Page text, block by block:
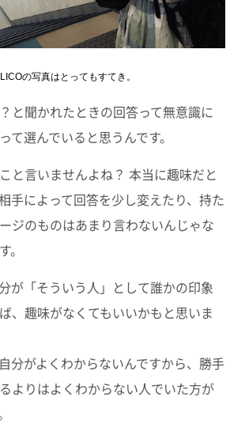
LICOの写真はとってもすてき。
と聞かれたときの回答って無意識に
て選んでいると思うんです。
と言いませんよね？ 本当に趣味だと
手によって回答を少し変えたり、持た
ジのものはあまり言わないんじゃな
。
が「そういう人」として誰かの印象
、趣味がなくてもいいかもと思いま
分がよくわからないんですから、勝手
よりはよくわからない人でいた方が